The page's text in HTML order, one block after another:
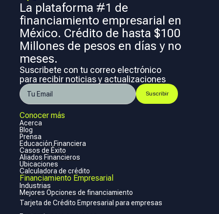
La plataforma #1 de
financiamiento empresarial en
México. Crédito de hasta $100
Millones de pesos en días y no
meses.
Suscribete con tu correo electrónico
para recibir noticias y actualizaciones
Conocer más
Acerca
Blog
Prensa
Educación Financiera
Casos de Éxito
Aliados Financieros
Ubicaciones
Calculadora de crédito
Financiamiento Empresarial
Industrias
Mejores Opciones de financiamiento
Tarjeta de Crédito Empresarial para empresas